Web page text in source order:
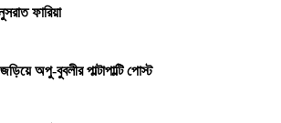
ফারিয়া
অপু-বুবলীর পাল্টাপাল্টি পোস্ট